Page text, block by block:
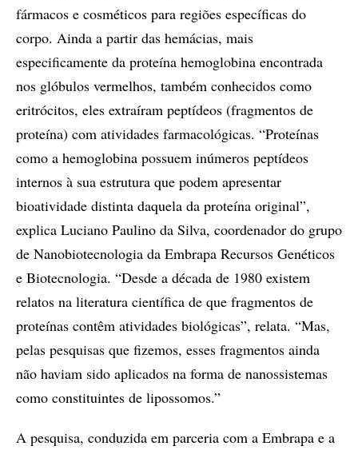
fármacos e cosméticos para regiões específicas do
corpo. Ainda a partir das hemácias, mais
especificamente da proteína hemoglobina encontrada
nos glóbulos vermelhos, também conhecidos como
eritrócitos, eles extraíram peptídeos (fragmentos de
proteína) com atividades farmacológicas. “Proteínas
como a hemoglobina possuem inúmeros peptídeos
internos à sua estrutura que podem apresentar
bioatividade distinta daquela da proteína original”,
explica Luciano Paulino da Silva, coordenador do grupo
de Nanobiotecnologia da Embrapa Recursos Genéticos
e Biotecnologia. “Desde a década de 1980 existem
relatos na literatura científica de que fragmentos de
proteínas contêm atividades biológicas”, relata. “Mas,
pelas pesquisas que fizemos, esses fragmentos ainda
não haviam sido aplicados na forma de nanossistemas
como constituintes de lipossomos.”
A pesquisa, conduzida em parceria com a Embrapa e a